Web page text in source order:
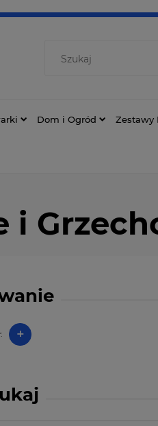
Dom i Ogród Zestawy
i
+